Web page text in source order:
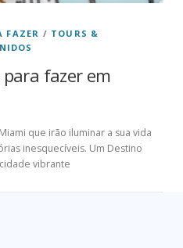
FAZER / TOURS &
fazer em
que irão iluminar a sua vida
inesquecíveis. Um Destino
vibrante